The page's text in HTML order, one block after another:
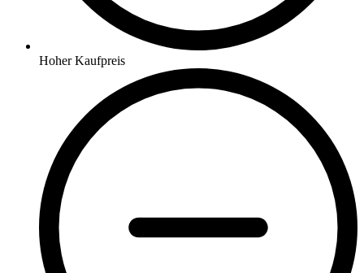
Hoher Kaufpreis